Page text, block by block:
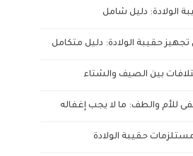
الولادة: دليل شامل
حقيبة الولادة: دليل متكامل
بين الصيف والشتاء
للأم والطف: ما لا يجب إغفاله
حقيبة الولادة